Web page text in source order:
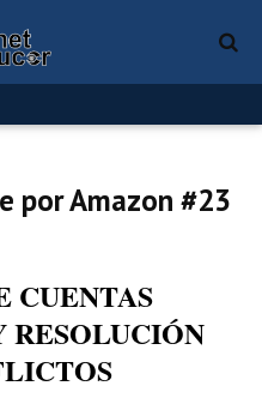
por Amazon #23
CUENTAS
RESOLUCIÓN